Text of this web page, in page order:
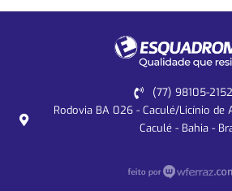
(77) 98105-2152
Rodovia BA 026 - Caculé/Licínio de
Caculé - Bahia -